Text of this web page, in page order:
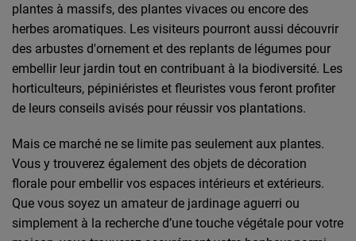
plantes à massifs, des plantes vivaces ou encore des
herbes aromatiques. Les visiteurs pourront aussi découvrir
des arbustes d'ornement et des replants de légumes pour
embellir leur jardin tout en contribuant à la biodiversité. Les
horticulteurs, pépiniéristes et fleuristes vous feront profiter
de leurs conseils avisés pour réussir vos plantations.
Mais ce marché ne se limite pas seulement aux plantes.
Vous y trouverez également des objets de décoration
florale pour embellir vos espaces intérieurs et extérieurs.
Que vous soyez un amateur de jardinage aguerri ou
simplement à la recherche d’une touche végétale pour votre